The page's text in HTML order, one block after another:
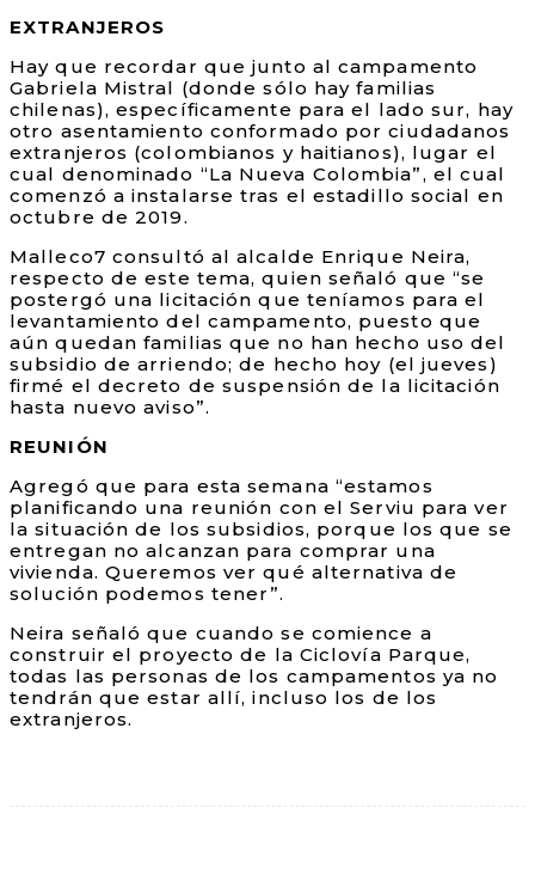
EXTRANJEROS
Hay que recordar que junto al campamento
Gabriela Mistral (donde sólo hay familias
chilenas), específicamente para el lado sur, hay
otro asentamiento conformado por ciudadanos
extranjeros (colombianos y haitianos), lugar el
cual denominado “La Nueva Colombia”, el cual
comenzó a instalarse tras el estadillo social en
octubre de 2019.
Malleco7 consultó al alcalde Enrique Neira,
respecto de este tema, quien señaló que “se
postergó una licitación que teníamos para el
levantamiento del campamento, puesto que
aún quedan familias que no han hecho uso del
subsidio de arriendo; de hecho hoy (el jueves)
firmé el decreto de suspensión de la licitación
hasta nuevo aviso”.
REUNIÓN
Agregó que para esta semana “estamos
planificando una reunión con el Serviu para ver
la situación de los subsidios, porque los que se
entregan no alcanzan para comprar una
vivienda. Queremos ver qué alternativa de
solución podemos tener”.
Neira señaló que cuando se comience a
construir el proyecto de la Ciclovía Parque,
todas las personas de los campamentos ya no
tendrán que estar allí, incluso los de los
extranjeros.